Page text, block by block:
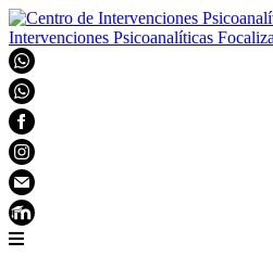
Intervenciones Psicoanalíticas